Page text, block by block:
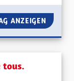
ANZEIGEN LIGNE
tous.